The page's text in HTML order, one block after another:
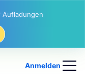
IP-Käufe
IP Einkäufe
Anmelden